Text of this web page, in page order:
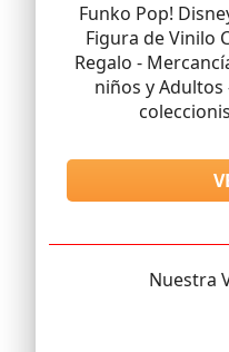
Funko Pop!
Figura de Vinilo
Regalo -
niños y
Nuestra